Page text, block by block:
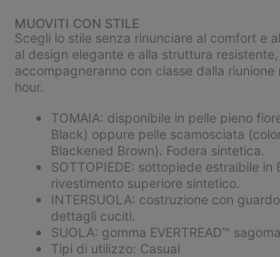
MUOVITI CON STILE
Scegli lo stile senza rinunciare al comfort e
al design elegante e alla struttura
accompagneranno con classe dalla
hour.
TOMAIA: disponibile in pelle pieno
Black) oppure pelle scamosciata
Blackened Brown). Fodera sintetica.
SOTTOPIEDE: sottopiede estraibile in
rivestimento superiore sintetico.
INTERSUOLA: costruzione con
dettagli cuciti.
SUOLA: gomma EVERTREAD™
Tipi di utilizzo: Casual